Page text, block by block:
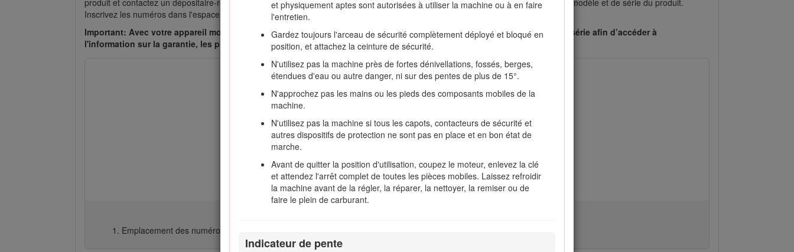
et physiquement aptes sont autorisées à utiliser la machine ou à en faire
l'entretien.
Gardez toujours l'arceau de sécurité complètement déployé et bloqué en
position, et attachez la ceinture de sécurité.
N'utilisez pas la machine près de fortes dénivellations, fossés, berges,
étendues d'eau ou autre danger, ni sur des pentes de plus de 15°.
N'approchez pas les mains ou les pieds des composants mobiles de la
machine.
N'utilisez pas la machine si tous les capots, contacteurs de sécurité et
autres dispositifs de protection ne sont pas en place et en bon état de
marche.
Avant de quitter la position d'utilisation, coupez le moteur, enlevez la clé
et attendez l'arrêt complet de toutes les pièces mobiles. Laissez refroidir
la machine avant de la régler, la réparer, la nettoyer, la remiser ou de
faire le plein de carburant.
Indicateur de pente
Inscrivez les numéros dans l'espace réservé à cet effet.
Important: Avec votre appareil mobile, vous pouvez scanner le code QR (le cas échéant) sur l’autocollant du numéro de série afin d’accéder à
l'information sur la garantie, les pièces et autres renseignements concernant le produit.
Emplacement des numéros de modèle et de série